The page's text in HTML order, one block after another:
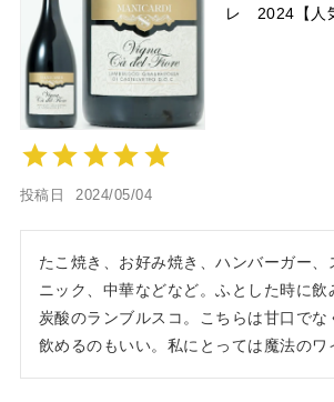
レ 2024【人
投稿日 2024/05/04
たこ焼き、お好み焼き、ハンバーガー、
ニック、中華などなど。ふとした時に飲
炭酸のランブルスコ。こちらは甘口でな
飲めるのもいい。私にとっては魔法のワ